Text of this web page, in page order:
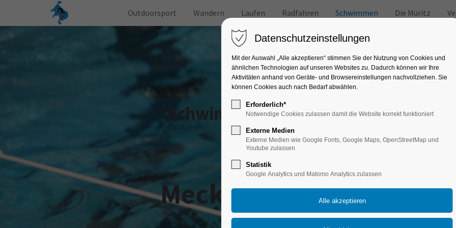
Outdoorsport Wandern Laufen Radfahren Schwimmen Die Müritz
Schwimmkurse in Mecklenburg-
Seepferdchenkurse
Mecklenburgische
Datenschutzeinstellungen
Mit der Auswahl „Alle akzeptieren“ stimmen Sie der Nutzung von Cookies und
ähnlichen Technologien auf unseren Websites zu. Dadurch können wir Ihre
Aktivitäten anhand von Geräte- und Browsereinstellungen nachvollziehen. Sie
können Cookies auch nach Bedarf abwählen.
Erforderlich*
Notwendige Cookies zulassen damit die Website korrekt funktioniert
Externe Medien
Externe Medien wie Google Fonts, Google Maps, OpenStreetMap und
Youtube zulassen
Statistik
Google Analytics und Matomo Analytics zulassen